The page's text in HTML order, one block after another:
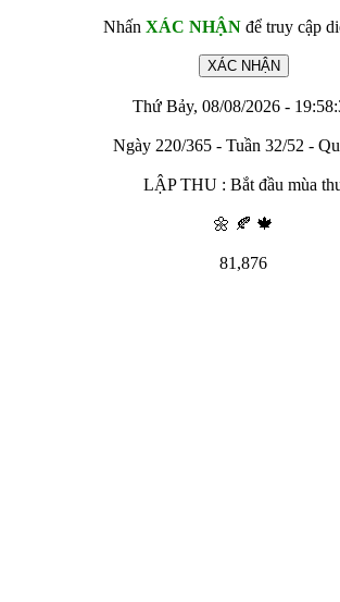
Nhấn XÁC NHẬNđể truy cập
Thứ Bảy, 08/08/2026 -
Ngày 220/365 - Tuần 32/52 -
LẬP THU : Bắt đầu mùa
🌼 🍂 🍁
81,876